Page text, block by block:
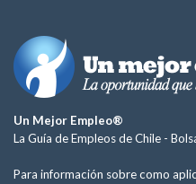
Un Mejor Empleo®
La Guía de Empleos de Chile -
Para información sobre como